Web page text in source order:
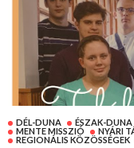
DÉL-DUNA ÉSZAK-DUNA
MENTE MISSZIÓ
NYÁRI
REGIONÁLIS KÖZÖSSÉGEK